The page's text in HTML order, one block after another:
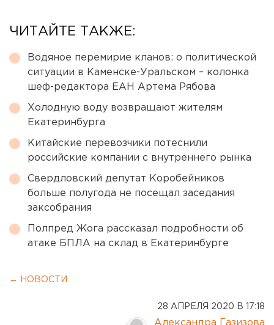
ЧИТАЙТЕ ТАКЖЕ:
Водяное перемирие кланов: о политической
ситуации в Каменске-Уральском – колонка
шеф-редактора ЕАН Артема Рябова
Холодную воду возвращают жителям
Екатеринбурга
Китайские перевозчики потеснили
российские компании с внутреннего рынка
Свердловский депутат Коробейников
больше полугода не посещал заседания
заксобрания
Полпред Жога рассказал подробности об
атаке БПЛА на склад в Екатеринбурге
← НОВОСТИ
28 АПРЕЛЯ 2020 В 17:18
Александра Газизова